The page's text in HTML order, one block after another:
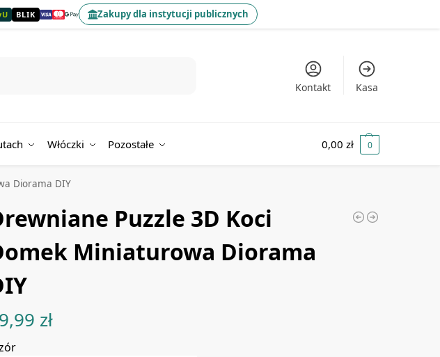
BLIK Zakupy dla instytucji publicznych
Kontakt Kasa
Włóczki Pozostałe 0,00 zł 0
Diorama DIY
Puzzle 3D Koci
Miniaturowa Diorama
zł